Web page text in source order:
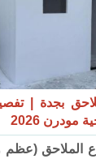
بجدة |
2026
الملاحق